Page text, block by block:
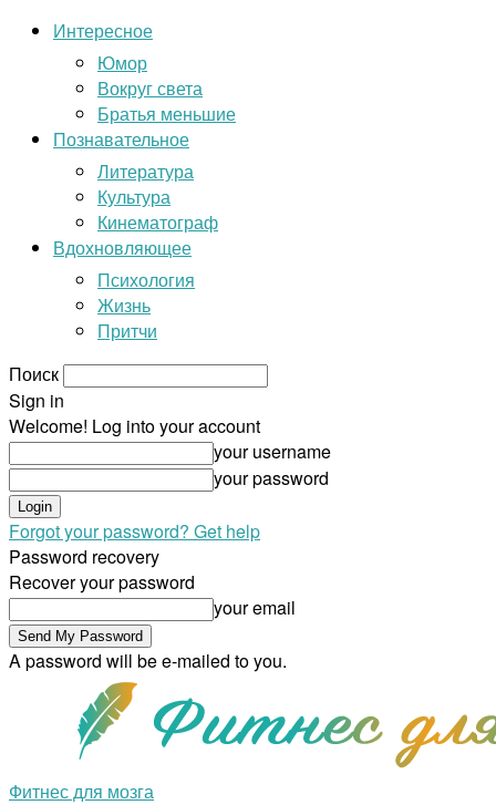
Интересное
Юмор
Вокруг света
Братья меньшие
Познавательное
Литература
Культура
Кинематограф
Вдохновляющее
Психология
Жизнь
Притчи
Поиск
Sign in
Welcome! Log into your account
your username
your password
Forgot your password? Get help
Password recovery
Recover your password
your email
A password will be e-mailed to you.
Фитнес для мозга